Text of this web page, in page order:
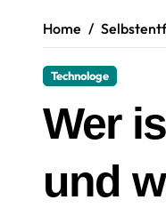
Home
Technologe
Wer
und